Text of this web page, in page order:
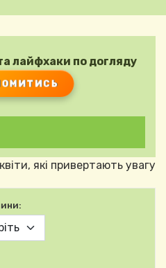
лайфхаки по догляду
які привертають увагу